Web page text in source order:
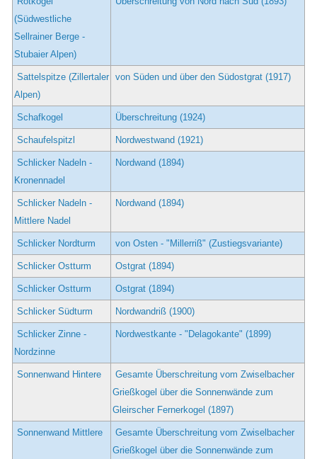
(Südwestliche
Sellrainer Berge -
Stubaier Alpen)
Sattelspitze (Zillertaler
Alpen)
von Süden und über den Südostgrat (1917)
Schafkogel Überschreitung (1924)
Schaufelspitzl Nordwestwand (1921)
Schlicker Nadeln -
Kronennadel
Nordwand (1894)
Schlicker Nadeln -
Mittlere Nadel
Nordwand (1894)
Schlicker Nordturm von Osten - "Millerriß" (Zustiegsvariante)
Schlicker Ostturm Ostgrat (1894)
Schlicker Ostturm Ostgrat (1894)
Schlicker Südturm Nordwandriß (1900)
Schlicker Zinne -
Nordzinne
Nordwestkante - "Delagokante" (1899)
Sonnenwand Hintere
Gesamte Überschreitung vom Zwiselbacher
Grießkogel über die Sonnenwände zum
Gleirscher Fernerkogel (1897)
Sonnenwand Mittlere
Gesamte Überschreitung vom Zwiselbacher
Grießkogel über die Sonnenwände zum